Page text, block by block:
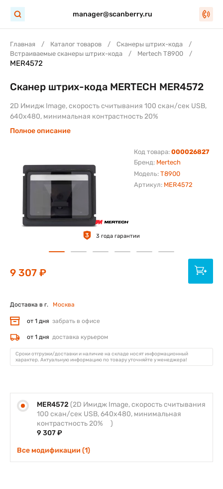
manager@scanberry.ru
Главная Каталог товаров
Сканеры штрих-кода
Встраиваемые сканеры штрих-кода
Mertech T8900
MER4572
Бренд: Mertech
Модель: T8900
Код товара: 000026827
Артикул: MER4572
Сканер штрих-кода MERTECH MER4572
2D Имидж Image, скорость считывания 100 скан/сек USB,
640х480, минимальная контрастность 20%
Полное описание
3 3 года гарантии
MER4572 (2D Имидж Image, скорость считывания
100 скан/сек USB, 640х480, минимальная
контрастность 20% )
9 307 ₽
Все модификации (1)
9 307 ₽
Доставка в г. Москва
от 1 дня забрать в офисе
от 1 дня доставка курьером
Сроки отгрузки/доставки и наличие на складе носят информационный
характер. Актуальную информацию по товару уточняйте у менеджера!